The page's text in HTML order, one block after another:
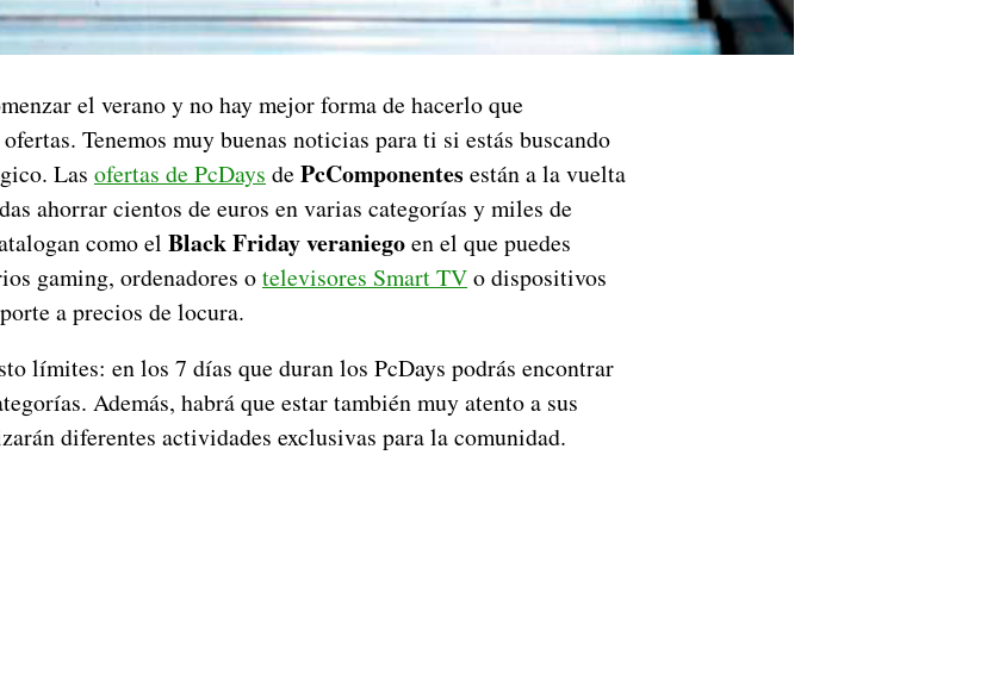
el verano y no hay mejor forma de hacerlo que
Tenemos muy buenas noticias para ti si estás buscando
Las ofertas de PcDays de PcComponentes están a la vuelta
ahorrar cientos de euros en varias categorías y miles de
como el Black Friday veraniegoen el que puedes
gaming, ordenadores otelevisores Smart TVo dispositivos
a precios de locura.
límites: en los 7 días que duran los PcDays podrás encontrar
Además, habrá que estar también muy atento a sus
diferentes actividades exclusivas para la comunidad.